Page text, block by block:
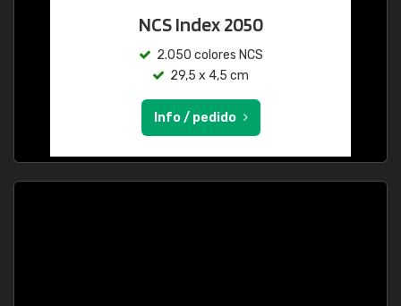
NCS Index 2050
2.050 colores NCS
29,5 x 4,5 cm
Info / pedido